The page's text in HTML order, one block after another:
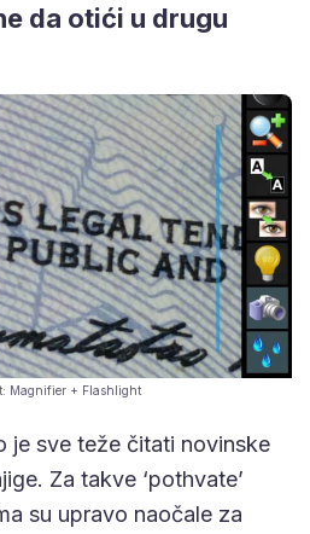
da otići u drugu
Magnifier + Flashlight
je sve teže čitati novinske
Za takve ‘pothvate’
su upravo naočale za